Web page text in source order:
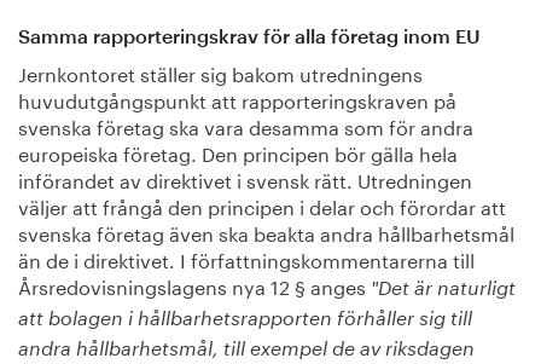
Samma rapporteringskrav för alla företag inom EU
Jernkontoret ställer sig bakom utredningens
huvudutgångspunkt att rapporteringskraven på
svenska företag ska vara desamma som för andra
europeiska företag. Den principen bör gälla hela
införandet av direktivet i svensk rätt. Utredningen
väljer att frångå den principen i delar och förordar att
svenska företag även ska beakta andra hållbarhetsmål
än de i direktivet. I författningskommentarerna till
Årsredovisningslagens nya 12 § anges "Det är naturligt
att bolagen i hållbarhetsrapporten förhåller sig till
andra hållbarhetsmål, till exempel de av riksdagen